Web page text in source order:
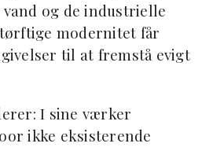
og de industrielle
modernitet får
til at fremstå evigt
I sine værker
ikke eksisterende